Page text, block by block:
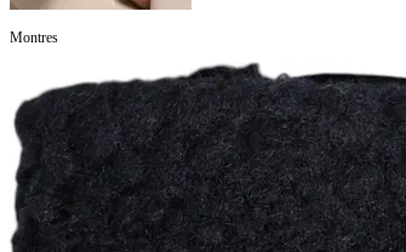
Montres